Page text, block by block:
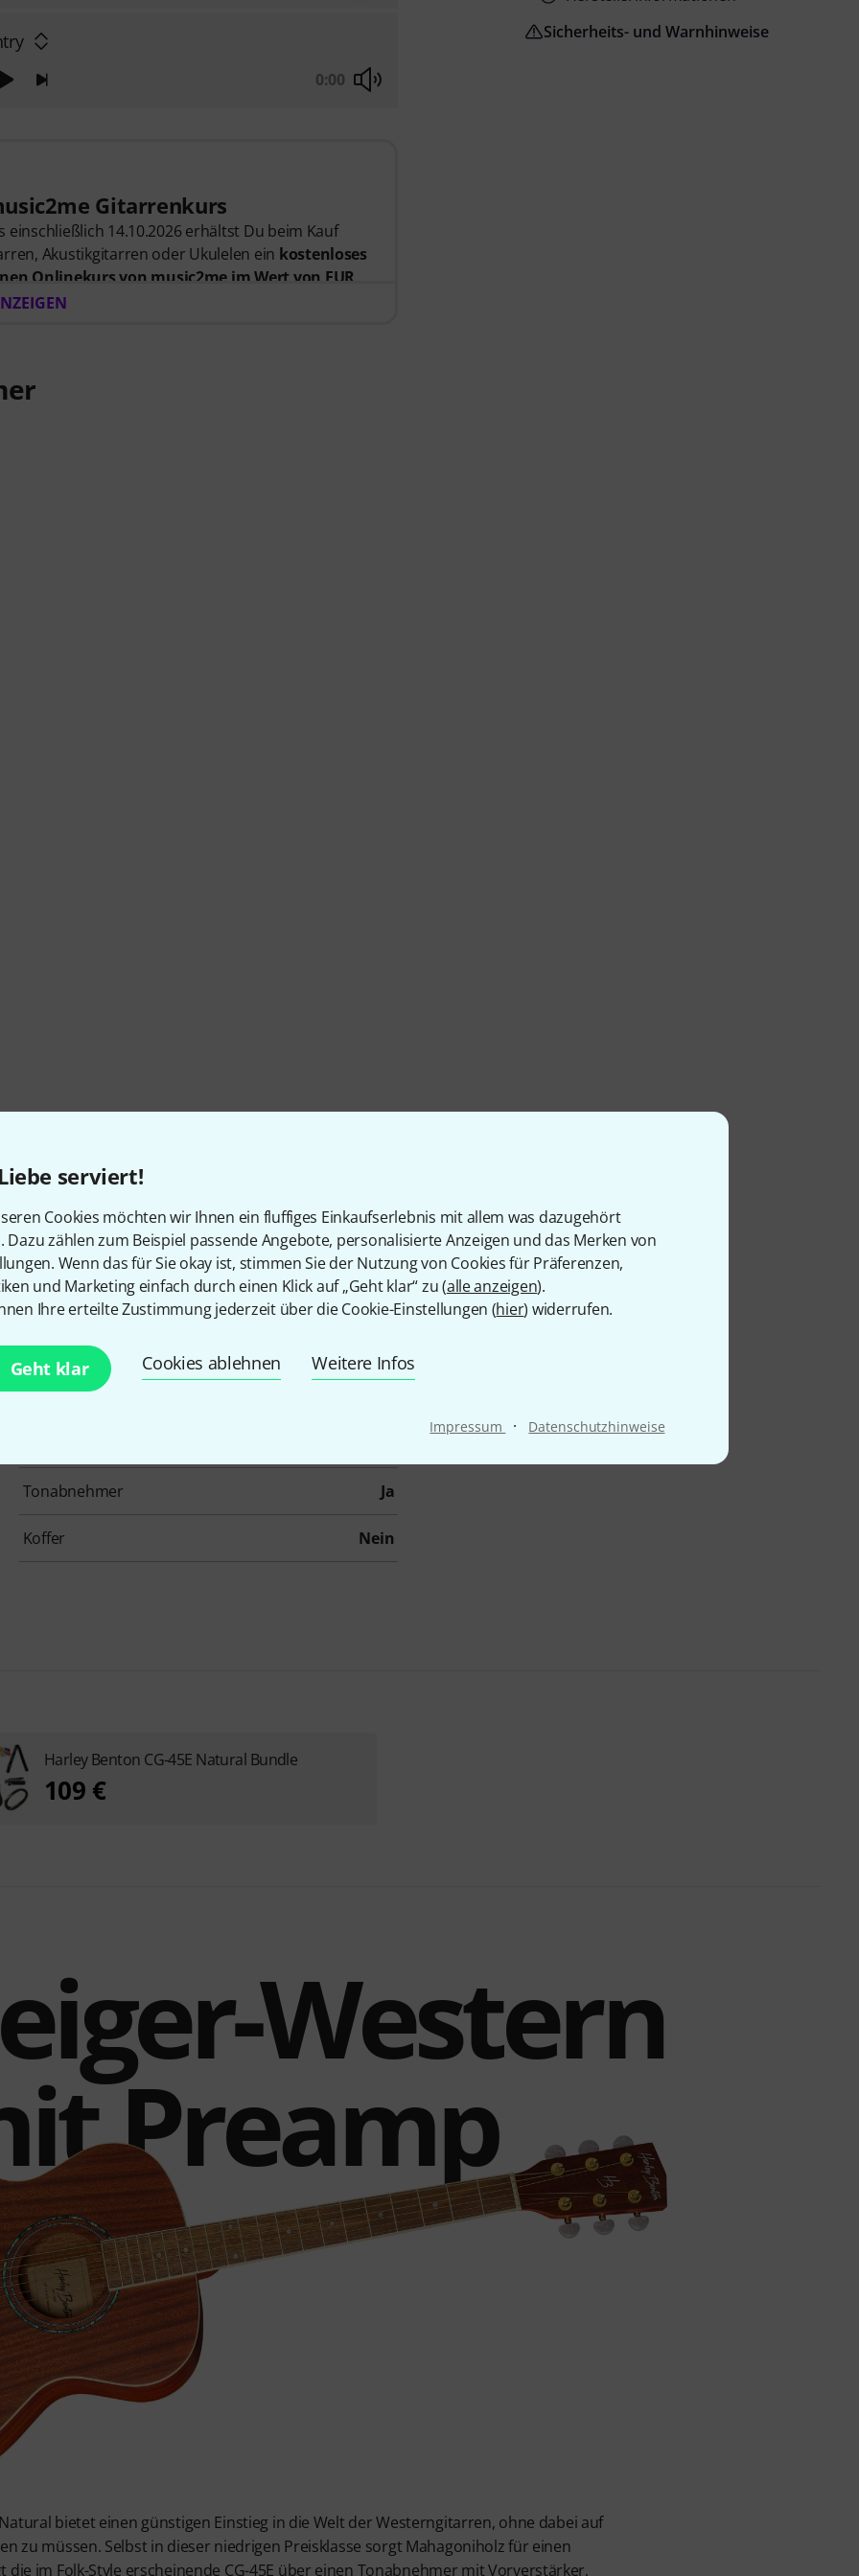
serviert!
Cookies möchten wir Ihnen ein fluffiges Einkaufserlebnis mit allem was dazugehört
Dazu zählen zum Beispiel passende Angebote, personalisierte Anzeigen und das Merken von
Wenn das für Sie okay ist, stimmen Sie der Nutzung von Cookies für Präferenzen,
und Marketing einfach durch einen Klick auf „Geht klar“ zu (alle anzeigen).
Ihre erteilte Zustimmung jederzeit über die Cookie-Einstellungen (hier) widerrufen.
Geht klar Cookies ablehnen Weitere Infos
Impressum · Datenschutzhinweise
0:00
Gitarrenkurs
einschließlich 14.10.2026 erhältst Du beim Kauf
Akustikgitarren oder Ukulelen ein kostenloses
Onlinekurs von music2me im Wert von EUR
Bestellung bekommst du den Freischaltcode
mit dem deutschen Bildungs-Award
Artikelnummer 490946
Bauweise Folk
Boden und Zargen
Tonabnehmer Ja
Koffer Nein
Sicherheits- und Warnhinweise
Harley Benton CG-45E Natural Bundle
109 €
Western
Preamp
bietet einen günstigen Einstieg in die Welt der Westerngitarren, ohne dabei auf
zu müssen. Selbst in dieser niedrigen Preisklasse sorgt Mahagoniholz für einen
die im Folk-Style erscheinende CG-45E über einen Tonabnehmer mit Vorverstärker,